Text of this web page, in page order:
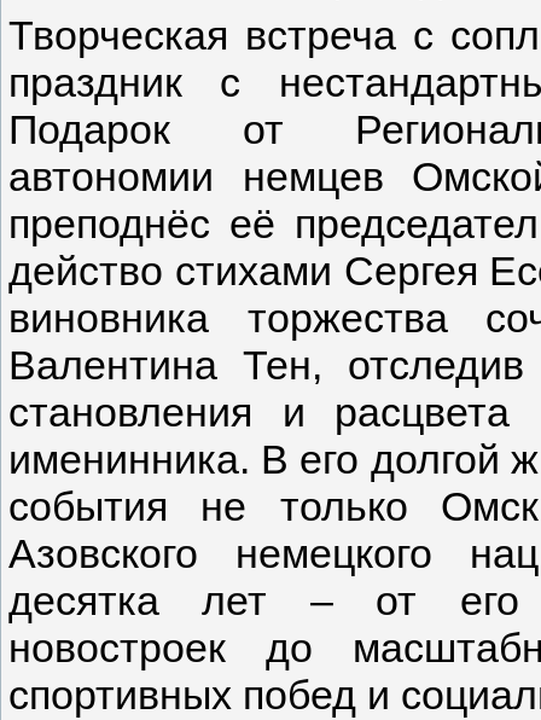
Творческая встреча с
праздник с
Подарок от
автономии немцев
преподнёс её
действо стихами Сергея
виновника торжества
Валентина Тен,
становления и расцвета
именинника. В его долгой
события не только
Азовского немецкого
десятка лет – от его
новостроек до
спортивных побед и